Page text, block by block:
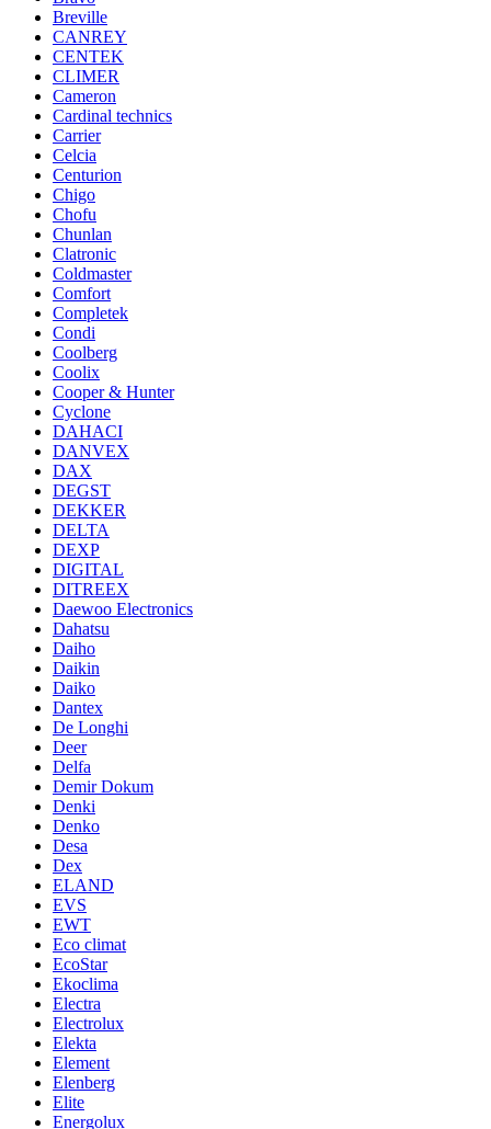
Breville
CANREY
CENTEK
CLIMER
Cameron
Cardinal technics
Carrier
Celcia
Centurion
Chigo
Chofu
Chunlan
Clatronic
Coldmaster
Comfort
Completek
Condi
Coolberg
Coolix
Cooper & Hunter
Cyclone
DAHACI
DANVEX
DAX
DEGST
DEKKER
DELTA
DEXP
DIGITAL
DITREEX
Daewoo Electronics
Dahatsu
Daiho
Daikin
Daiko
Dantex
De Longhi
Deer
Delfa
Demir Dokum
Denki
Denko
Desa
Dex
ELAND
EVS
EWT
Eco climat
EcoStar
Ekoclima
Electra
Electrolux
Elekta
Element
Elenberg
Elite
Energolux